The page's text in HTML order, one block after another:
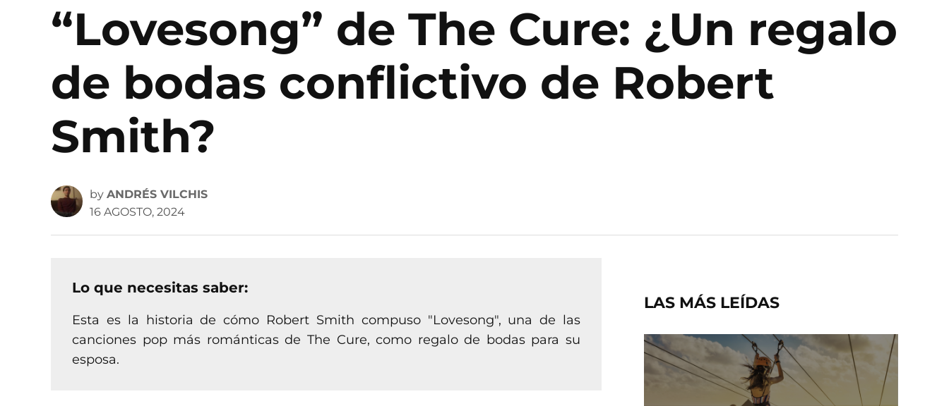
“Lovesong” de The Cure: ¿Un regalo
de bodas conflictivo de Robert
Smith?
by ANDRÉS VILCHIS
16 AGOSTO, 2024
Lo que necesitas saber:
Esta es la historia de cómo Robert Smith compuso "Lovesong", una de las
canciones pop más románticas de The Cure, como regalo de bodas para su
esposa.
LAS MÁS LEÍDAS